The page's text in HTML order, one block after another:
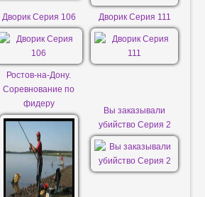
Дворик Серия 106 Дворик Серия 111
Ростов-на-Дону.
Соревнование по
фидеру
Вы заказывали
убийство Серия 2